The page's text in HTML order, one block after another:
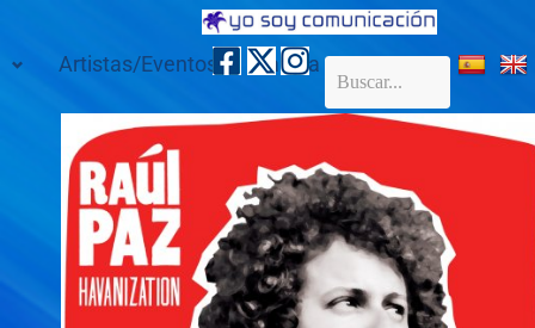
Artistas/Eventos Galería Contacto